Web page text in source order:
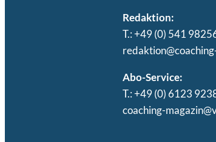
Redaktion:
T.: +49 (0) 541
Abo-Service:
T.: +49 (0) 6123
coaching-